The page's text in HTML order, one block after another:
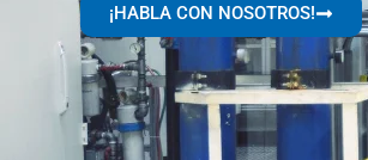
¡HABLA CON NOSOTROS!